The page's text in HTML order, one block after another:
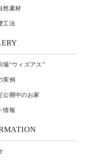
然素材
工法
場“ウィズアス”
実例
公開中のお家
情報